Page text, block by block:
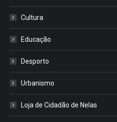
Cultura
Educação
Desporto
Urbanismo
Loja de Cidadão de Nelas